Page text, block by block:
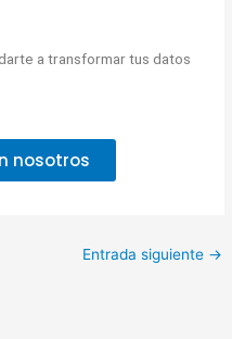
a transformar tus datos
nosotros
Entrada siguiente →